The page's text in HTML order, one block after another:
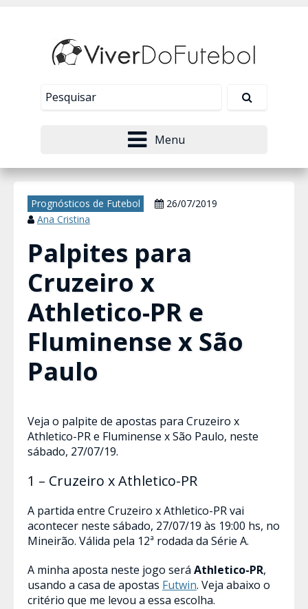
Menu
Prognósticos de Futebol
26/07/2019
Ana Cristina
Palpites para
Cruzeiro x
Athletico-PR e
Fluminense x São
Paulo
Veja o palpite de apostas para Cruzeiro x
Athletico-PR e Fluminense x São Paulo, neste
sábado, 27/07/19.
1 – Cruzeiro x Athletico-PR
A partida entre Cruzeiro x Athletico-PR vai
acontecer neste sábado, 27/07/19 às 19:00 hs, no
Mineirão. Válida pela 12ª rodada da Série A.
A minha aposta neste jogo será Athletico-PR,
usando a casa de apostas Futwin. Veja abaixo o
critério que me levou a essa escolha.